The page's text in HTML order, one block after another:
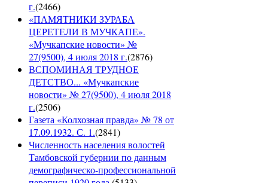
г.(2466)
«ПАМЯТНИКИ ЗУРАБА
ЦЕРЕТЕЛИ В МУЧКАПЕ».
«Мучкапские новости» №
27(9500), 4 июля 2018 г.(2876)
ВСПОМИНАЯ ТРУДНОЕ
ДЕТСТВО... «Мучкапские
новости» № 27(9500), 4 июля 2018
г.(2506)
Газета «Колхозная правда» № 78 от
17.09.1932. С. 1.(2841)
Численность населения волостей
Тамбовской губернии по данным
демографическо-профессиональной